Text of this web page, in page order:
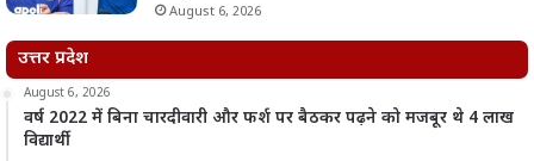
August 6, 2026
उत्तर प्रदेश
August 6, 2026
वर्ष 2022 में बिना चारदीवारी और फर्श पर बैठकर पढ़ने को मजबूर थे 4 लाख
विद्यार्थी